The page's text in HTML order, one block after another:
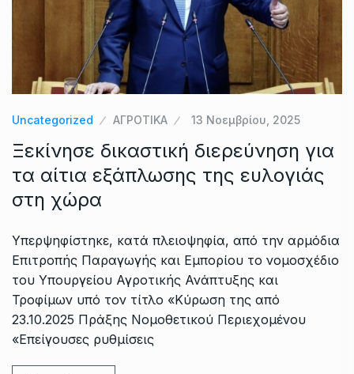
Uncategorized ΑΓΡΟΤΙΚΑ 13 Νοεμβρίου, 2025
Ξεκίνησε δικαστική διερεύνηση για
τα αίτια εξάπλωσης της ευλογιάς
στη χώρα
Υπερψηφίστηκε, κατά πλειοψηφία, από την αρμόδια
Επιτροπής Παραγωγής και Εμπορίου το νομοσχέδιο
του Υπουργείου Αγροτικής Ανάπτυξης και
Τροφίμων υπό τον τίτλο «Κύρωση της από
23.10.2025 Πράξης Νομοθετικού Περιεχομένου
«Επείγουσες ρυθμίσεις